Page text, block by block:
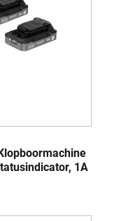
1A